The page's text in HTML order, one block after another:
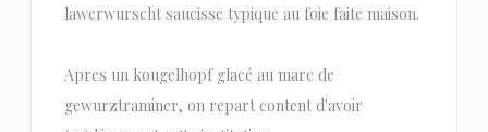
lawerwurscht saucisse typique au foie faite maison.
Apres un kougelhopf glacé au marc de
gewurztraminer, on repart content d'avoir